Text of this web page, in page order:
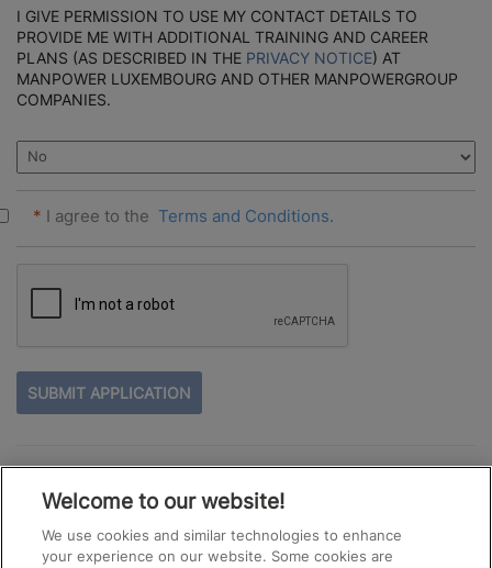
I GIVE PERMISSION TO USE MY CONTACT DETAILS TO
PROVIDE ME WITH ADDITIONAL TRAINING AND CAREER
PLANS (AS DESCRIBED IN THE PRIVACY NOTICE) AT
MANPOWER LUXEMBOURG AND OTHER MANPOWERGROUP
COMPANIES.
* I agree to the Terms and Conditions.
PEOPLE
SHOULD
NOT
PUT
ANYTHING
HERE.
See All Jobs
Welcome to our website!
We use cookies and similar technologies to enhance
your experience on our website. Some cookies are